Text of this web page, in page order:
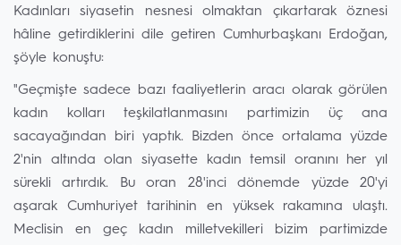
Kadınları siyasetin nesnesi olmaktan çıkartarak öznesi
hâline getirdiklerini dile getiren Cumhurbaşkanı Erdoğan,
şöyle konuştu:
"Geçmişte sadece bazı faaliyetlerin aracı olarak görülen
kadın kolları teşkilatlanmasını partimizin üç ana
sacayağından biri yaptık. Bizden önce ortalama yüzde
2'nin altında olan siyasette kadın temsil oranını her yıl
sürekli artırdık. Bu oran 28'inci dönemde yüzde 20'yi
aşarak Cumhuriyet tarihinin en yüksek rakamına ulaştı.
Meclisin en geç kadın milletvekilleri bizim partimizde